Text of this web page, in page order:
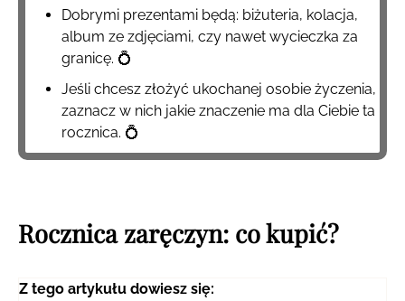
Dobrymi prezentami będą: biżuteria, kolacja,
album ze zdjęciami, czy nawet wycieczka za
granicę. 💍
Jeśli chcesz złożyć ukochanej osobie życzenia,
zaznacz w nich jakie znaczenie ma dla Ciebie ta
rocznica. 💍
Rocznica zaręczyn: co kupić?
Z tego artykułu dowiesz się: